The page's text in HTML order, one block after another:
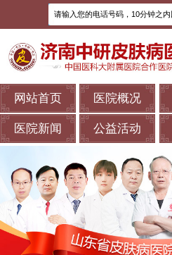
网站首页 医院概况
医院新闻 公益活动